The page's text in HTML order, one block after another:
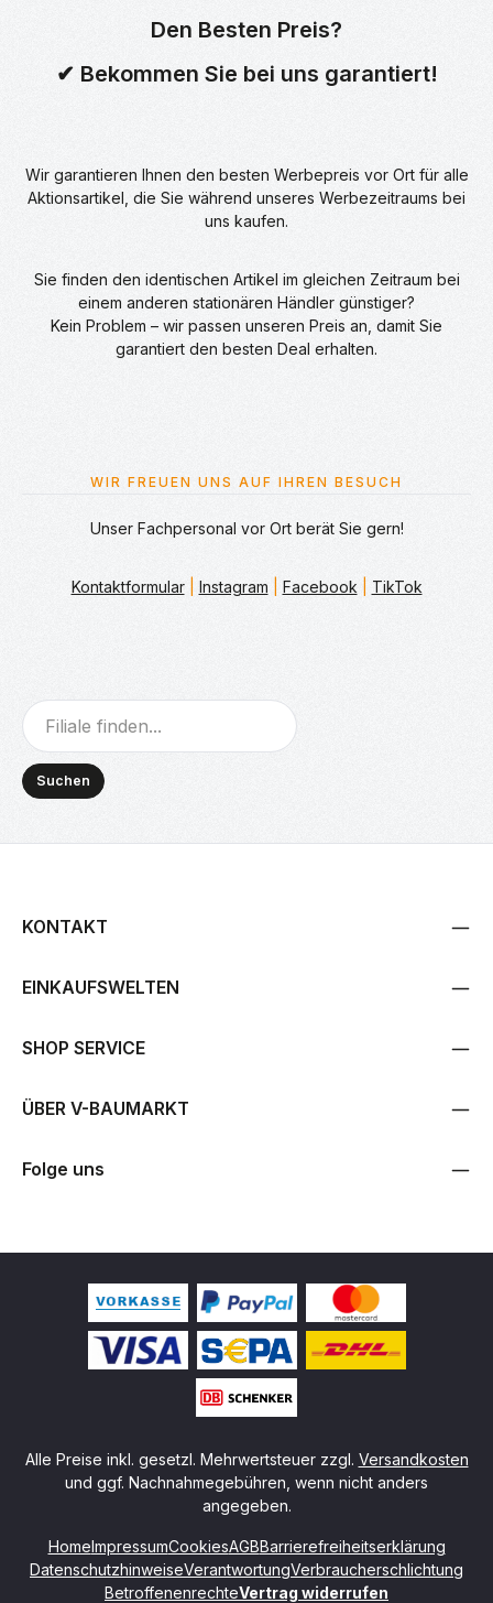
Den Besten Preis?
✔ Bekommen Sie bei uns garantiert!
Wir garantieren Ihnen den besten Werbepreis vor Ort für alle
Aktionsartikel, die Sie während unseres Werbezeitraums bei
uns kaufen.
Sie finden den identischen Artikel im gleichen Zeitraum bei
einem anderen stationären Händler günstiger?
Kein Problem – wir passen unseren Preis an, damit Sie
garantiert den besten Deal erhalten.
WIR FREUEN UNS AUF IHREN BESUCH
Unser Fachpersonal vor Ort berät Sie gern!
Kontaktformular| Instagram Facebook TikTok
Suchen
KONTAKT
EINKAUFSWELTEN
SHOP SERVICE
ÜBER V-BAUMARKT
Folge uns
Alle Preise inkl. gesetzl. Mehrwertsteuer zzgl. Versandkosten
und ggf. Nachnahmegebühren, wenn nicht anders
angegeben.
HomeImpressumCookiesAGBBarrierefreiheitserklärung
DatenschutzhinweiseVerantwortungVerbraucherschlichtung
BetroffenenrechteVertrag widerrufen